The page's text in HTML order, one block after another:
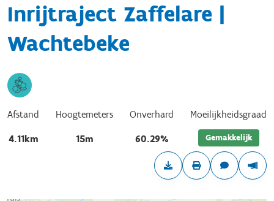
Inrijtraject Zaffelare |
Wachtebeke
Afstand
4.11km
Hoogtemeters
15m
Onverhard
60.29%
Moeilijkheidsgraad
Gemakkelijk